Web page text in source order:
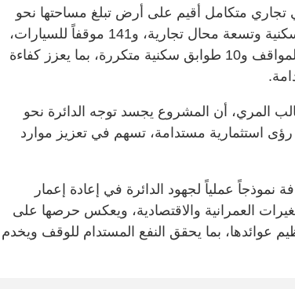
متكامل أقيم على أرض تبلغ مساحتها نحو
1853 متراً مربعاً، ويضم 140 شقة سكنية وتسعة محال تجارية، و141 موقفاً للسيارات،
موزعة على طابق أرضي وطابقين للمواقف و10 طوابق سكنية متكررة، بما يعزز كفاءة
المري، أن المشروع يجسد توجه الدائرة نحو
استثمارية مستدامة، تسهم في تعزيز موارد
عملياً لجهود الدائرة في إعادة إعمار
العمرانية والاقتصادية، ويعكس حرصها على
عوائدها، بما يحقق النفع المستدام للوقف ويخدم